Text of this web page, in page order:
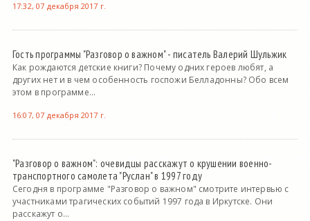
17:32, 07 декабря 2017 г.
Гость программы "Разговор о важном" - писатель Валерий Шульжик
Как рождаются детские книги? Почему одних героев любят, а
других нет и в чем особенность госпожи Белладонны? Обо всем
этом в программе...
16:07, 07 декабря 2017 г.
"Разговор о важном": очевидцы расскажут о крушении военно-
транспортного самолета "Руслан" в 1997 году
Сегодня в программе "Разговор о важном" смотрите интервью с
участниками трагических событий 1997 года в Иркутске. Они
расскажут о...